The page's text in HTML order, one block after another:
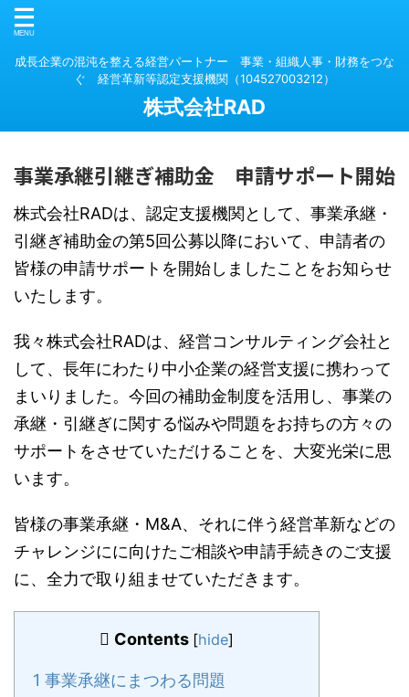
成長企業の混沌を整える経営パートナー 事業・組織人事・財務をつな
ぐ 経営革新等認定支援機関（104527003212）
株式会社RAD
事業承継引継ぎ補助金 申請サポート開始
株式会社RADは、認定支援機関として、事業承継・
引継ぎ補助金の第5回公募以降において、申請者の
皆様の申請サポートを開始しましたことをお知らせ
いたします。
我々株式会社RADは、経営コンサルティング会社と
して、長年にわたり中小企業の経営支援に携わって
まいりました。今回の補助金制度を活用し、事業の
承継・引継ぎに関する悩みや問題をお持ちの方々の
サポートをさせていただけることを、大変光栄に思
います。
皆様の事業承継・M&A、それに伴う経営革新などの
チャレンジにに向けたご相談や申請手続きのご支援
に、全力で取り組ませていただきます。
Contents [hide]
1 事業承継にまつわる問題